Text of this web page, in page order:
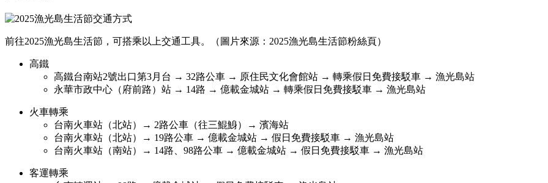
前往2025漁光島生活節，可搭乘以上交通工具。（圖片來源：2025漁光島生活節粉絲頁）
高鐵
高鐵台南站2號出口第3月台 → 32路公車 → 原住民文化會館站 → 轉乘假日免費接駁車 → 漁光島站
永華市政中心（府前路）站 → 14路 → 億載金城站 → 轉乘假日免費接駁車 → 漁光島站
火車轉乘
台南火車站（北站）→ 2路公車（往三鯤鯓）→ 濱海站
台南火車站（北站）→ 19路公車 → 億載金城站 → 假日免費接駁車 → 漁光島站
台南火車站（南站）→ 14路、98路公車 → 億載金城站 → 假日免費接駁車 → 漁光島站
客運轉乘